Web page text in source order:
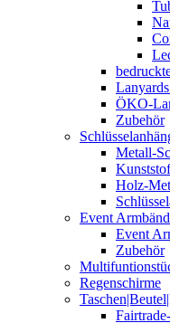
ÖKO-
Zubehör
Metall-
Holz-
Event
Event
Zubehör
Regenschirme